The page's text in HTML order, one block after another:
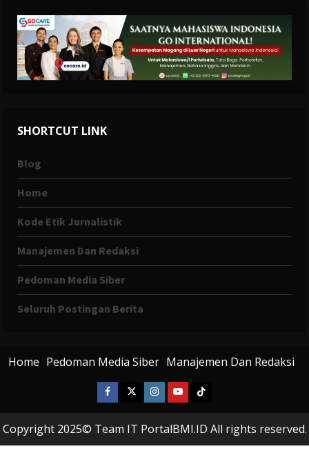
SHORTCUT LINK
Blog
Home
Kode Etik Jurnalistik
Manajemen Dan Redaksi
Pedoman Media Siber
Seluruh Postingan Berita
Home Pedoman Media Siber Manajemen Dan Redaksi
Facebook
X
Instagram
YoutubeTiktok
Copyright 2025© Team IT PortalBMI.ID All rights reserved.